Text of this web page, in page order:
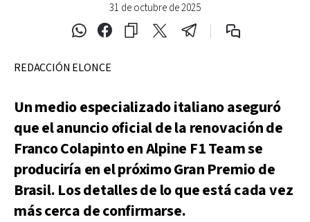
31 de octubre de 2025
REDACCIÓN ELONCE
Un medio especializado italiano aseguró
que el anuncio oficial de la renovación de
Franco Colapinto en Alpine F1 Team se
produciría en el próximo Gran Premio de
Brasil. Los detalles de lo que está cada vez
más cerca de confirmarse.